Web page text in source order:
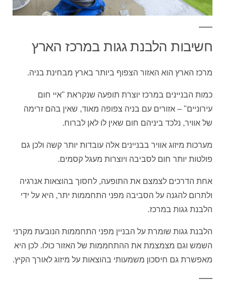
חשיבות הלבנת גגות במרכז הארץ
מרכז הארץ הוא האזור הצפוף ביותר בארץ מבחינת בניה.
כמות הבניינים במרכז יוצרת תופעה שנקראת "איי חום
עירוניים" – אזורים עם בניה צפופה מאוד, שאין בהם זרימה
של אוויר, נלכד ביניהם חום שאין לו לאן לברוח.
מערכות מיזוג אוויר בבניינים אלה עובדות יותר קשה ולכן גם
פולטות יותר חום לסביבה ויוצרות מעגל קסמים.
אחת הדרכים לצמצם את התופעה, לחסוך בהוצאות אנרגיה
ולתרום להגנה על הסביבה מפני התחממות יתר, היא על ידי
הלבנת גגות במרכז.
הלבנת גגות שומרת על הבניין מפני התחממות הנובעת מקרני
השמש וגם מצמצמת את ההתחממות של האזור כולו. לכן היא
מאפשרת גם חיסכון משמעותי בהוצאות על מיזוג לאורך הקיץ.